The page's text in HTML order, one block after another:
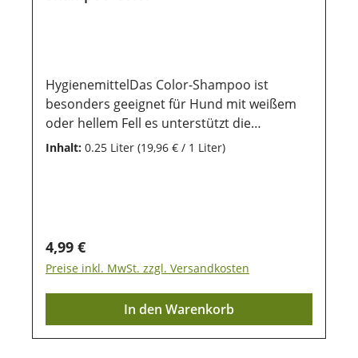
HygienemittelDas Color-Shampoo ist
besonders geeignet für Hund mit weißem
oder hellem Fell es unterstützt die
natürliche Fellfarbe deines Hundes. Das
Aufbewahrung wichtig. Ebenso sollten sie
vor direkter Sonneneinstrahlung geschützt
werden, damit die wertvollen Inhaltsstoffe
lange erhalten bleiben.
Inhalt: 0.25 Liter (19,96 € / 1 Liter)
Regulärer Preis:
4,99 €
Preise inkl. MwSt. zzgl. Versandkosten
In den Warenkorb